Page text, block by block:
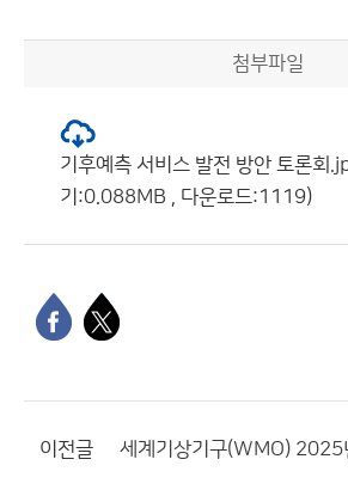
첨부파일
기후예측 서비스 발전 방안 토론회
기:0.088MB , 다운로드:1119)
이전글